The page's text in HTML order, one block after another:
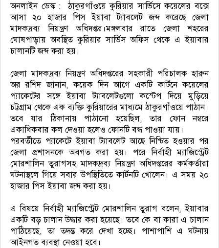
অনলাইন ডেস্ক : ঠাকুরগাঁওয়ে কুরিয়ার সার্ভিসে কয়েলের বক্সে
আসা ২০ হাজার পিস ইয়াবা ট্যাবলেট জব্দ করেছে জেলা
মাদকদ্রব্য নিয়ন্ত্রণ অধিদপ্তর।মঙ্গলবার রাতে জেলা শহরের
ঘোষপাড়ায় অবস্থিত কুরিয়ার সার্ভিস অফিস থেকে এ ইয়াবার
চালানটি জব্দ করা হয়।
জেলা মাদকদ্রব্য নিয়ন্ত্রণ অধিদপ্তরের সহকারী পরিচালক হারুন
অর রশিদ জানান, কয়েক দিন আগে একটি কার্টনে কয়েলের
প্যাকেটের সঙ্গে ইয়াবা ট্যাবলেটগুলো কস্টেপ দিয়ে মুড়িয়ে
চট্টগ্রাম থেকে এক ব্যক্তি কুরিয়ারের মাধ্যমে ঠাকুরগাঁওয়ে পাঠান।
তবে যার ঠিকানায় পাঠানো হয়েছিল, তার ফোন নম্বরে
একাধিকবার কল দেওয়া হলেও ফোনটি বন্ধ পাওয়া যায়।
পরবর্তীতে প্যাকেটে ইয়াবা ট্যাবলেট আছে নিশ্চিত হওয়ার পর
জেলা প্রশাসনকে অবগত করা হয়। পরে নির্বাহী ম্যাজিস্ট্রেট
মোরশালিন তুরাগসহ মাদকদ্রব্য নিয়ন্ত্রণ অধিদপ্তরের কর্মকর্তারা
ঘটনাস্থলে গিয়ে সবার উপস্থিতিতে কার্টনটি খোলেন। এ সময় ২০
হাজার পিস ইয়াবা জব্দ করা হয়।
এ বিষয়ে নির্বাহী ম্যাজিস্ট্রেট মোরশালিন তুরাগ বলেন, ইয়াবার
একটি বড় চালান উদ্ধার করা হয়েছে। তবে কে বা কারা এ চালান
পাঠিয়েছে, তা তদন্ত করে দেখা হচ্ছে। পাশাপাশি এ ঘটনায়
আইনগত ব্যবস্থা নেওয়া হবে।